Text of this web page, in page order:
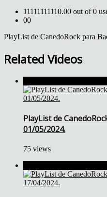
11111111110.00 out of 0
00
PlayList de CanedoRock para
Related Videos
PlayList de
01/05/2024.
75 views